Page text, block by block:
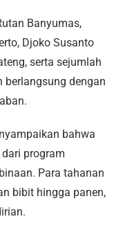
Banyumas,
Djoko Susanto
serta sejumlah
berlangsung dengan
bahwa
program
Para tahanan
bibit hingga panen,